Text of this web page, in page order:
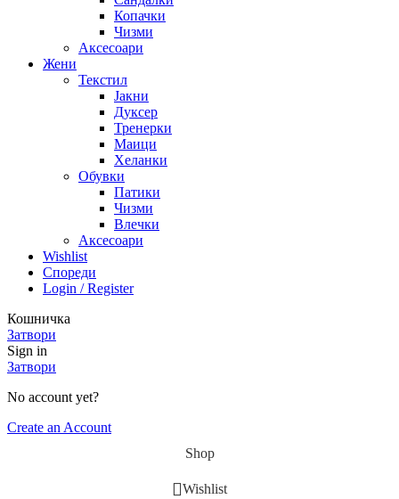
Копачки
Чизми
Аксесоари
Жени
Текстил
Јакни
Дуксер
Тренерки
Маици
Хеланки
Обувки
Патики
Чизми
Влечки
Аксесоари
Wishlist
Спореди
Login / Register
Кошничка
Затвори
Sign in
Затвори
No account yet?
Create an Account
Shop
Wishlist